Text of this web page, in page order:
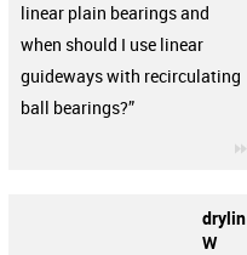
linear plain bearings and
when should I use linear
guideways with recirculating
ball bearings?”
drylin
W